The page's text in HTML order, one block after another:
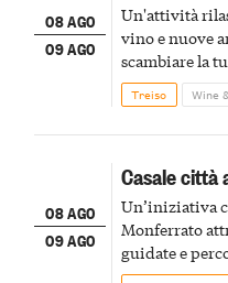
08 AGO
09 AGO
Un'attività
vino e nuove
scambiare la
Treiso Wine
08 AGO
09 AGO
Casale città
Un’iniziativa
Monferrato
guidate e